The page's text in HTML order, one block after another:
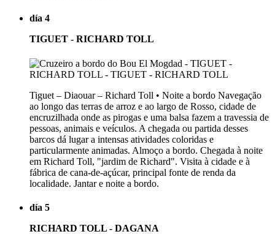
día 4
TIGUET - RICHARD TOLL
Tiguet – Diaouar – Richard Toll • Noite a bordo Navegação
ao longo das terras de arroz e ao largo de Rosso, cidade de
encruzilhada onde as pirogas e uma balsa fazem a travessia de
pessoas, animais e veículos. A chegada ou partida desses
barcos dá lugar a intensas atividades coloridas e
particularmente animadas. Almoço a bordo. Chegada à noite
em Richard Toll, "jardim de Richard". Visita à cidade e à
fábrica de cana-de-açúcar, principal fonte de renda da
localidade. Jantar e noite a bordo.
día 5
RICHARD TOLL - DAGANA